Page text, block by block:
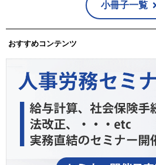
小冊子一覧
おすすめコンテンツ